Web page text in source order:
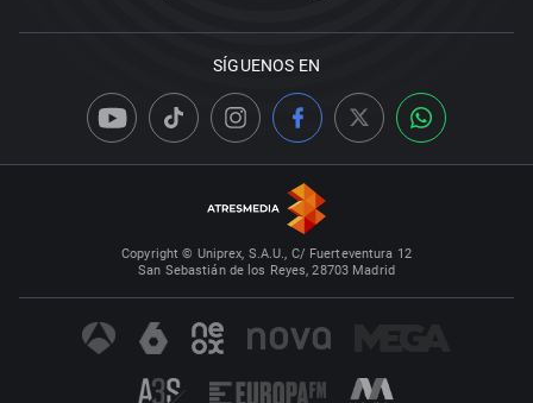
SÍGUENOS EN
Copyright © Uniprex, S.A.U., C/ Fuerteventura 12
San Sebastián de los Reyes, 28703 Madrid